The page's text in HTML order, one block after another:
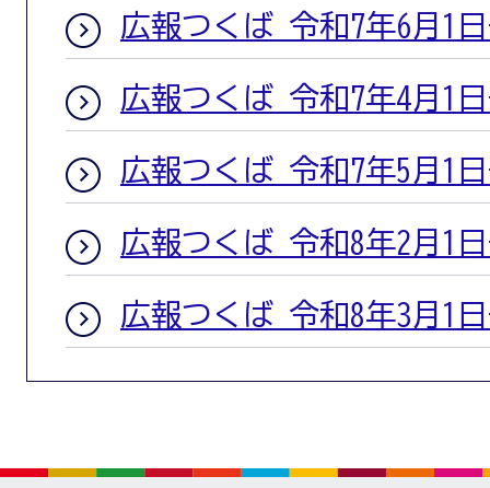
広報つくば 令和7年6月1
広報つくば 令和7年4月1
広報つくば 令和7年5月1
広報つくば 令和8年2月1
広報つくば 令和8年3月1